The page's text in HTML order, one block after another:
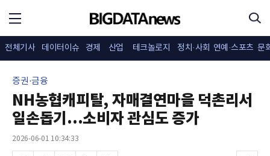
전체기사 데이터이슈 경제 산업 테크놀로지 정치·사회 연예·스포츠 문
증권·금융
NH농협캐피탈, 자매결연마을 덕촌리서
일손돕기...소비자 관심도 증가
2026-06-01 10:34:33